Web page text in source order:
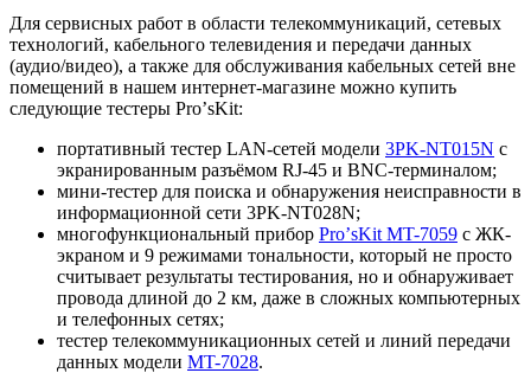
Для сервисных работ в области телекоммуникаций, сетевых
технологий, кабельного телевидения и передачи данных
(аудио/видео), а также для обслуживания кабельных сетей вне
помещений в нашем интернет-магазине можно купить
следующие тестеры ProʼsKit:
портативный тестер LAN-сетей модели 3PK-NT015N с
экранированным разъёмом RJ-45 и BNC-терминалом;
мини-тестер для поиска и обнаружения неисправности в
информационной сети 3PK-NT028N;
многофункциональный прибор ProʼsKit MT-7059 с ЖК-
экраном и 9 режимами тональности, который не просто
считывает результаты тестирования, но и обнаруживает
провода длиной до 2 км, даже в сложных компьютерных
и телефонных сетях;
тестер телекоммуникационных сетей и линий передачи
данных модели MT-7028.